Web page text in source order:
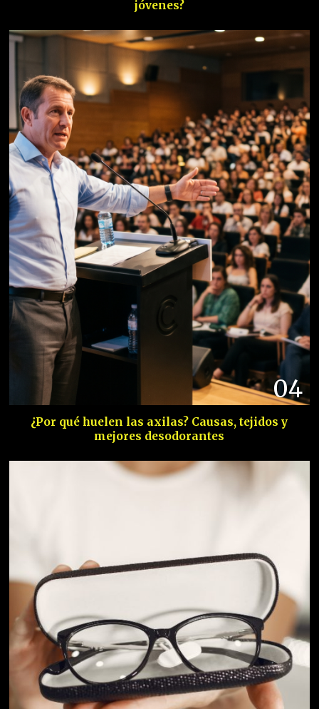
jóvenes?
04
¿Por qué huelen las axilas? Causas, tejidos y
mejores desodorantes